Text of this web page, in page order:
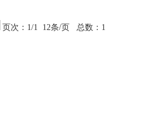
页次：1/1 12条/页 总数：1